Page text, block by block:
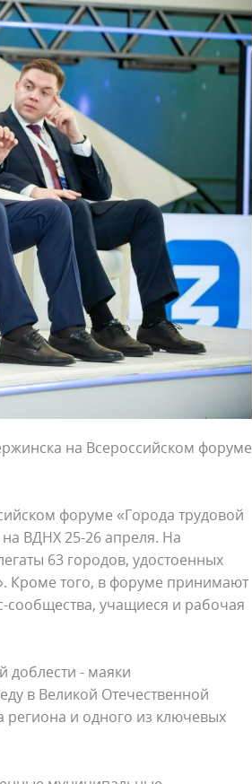
на Всероссийском форуме
форуме «Города трудовой
ВДНХ 25-26 апреля. На
63 городов, удостоенных
Кроме того, в форуме принимают
сообщества, учащиеся и рабочая
доблести - маяки
в Великой Отечественной
региона и одного из ключевых